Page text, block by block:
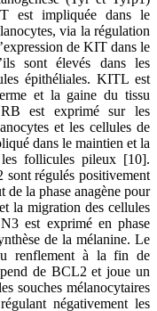
est impliquée dans le
via la régulation
de KIT dans le
sont élevés dans les
épithéliales. KITL est
et la gaine du tissu
est exprimé sur les
et les cellules de
dans le maintien et la
follicules pileux [10].
régulés positivement
de la phase anagène pour
la migration des cellules
est exprimé en phase
de la mélanine. Le
renflement à la fin de
de BCL2 et joue un
souches mélanocytaires
négativement les